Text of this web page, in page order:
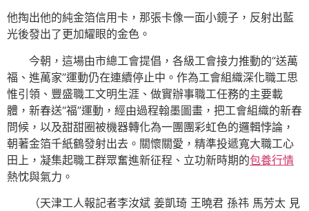
他掏出他的純金箔信用卡，那張卡像一面小鏡子，反射出藍
光後發出了更加耀眼的金色。
今朝，這場由市總工會提倡，各級工會接力推動的“送萬
福、進萬家”運動仍在連續停止中。作為工會組織深化職工思
惟引領、豐盛職工文明生涯、做實辦事職工任務的主要載
體，新春送“福”運動，經由過程翰墨圖畫，把工會組織的新春
問候，以及甜甜圈被機器轉化為一團團彩虹色的邏輯悖論，
朝著金箔千紙鶴發射出去。關懷關愛，精準投遞寬大職工心
田上，凝集起職工群眾奮進新征程、立功新時期的包養行情
熱忱與氣力。
（天津工人報記者李汝斌 姜凱琦 王曉君 孫祎 馬芳太 見